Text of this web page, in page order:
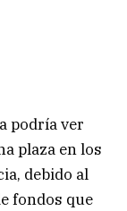
podría ver
plaza en los
debido al
fondos que